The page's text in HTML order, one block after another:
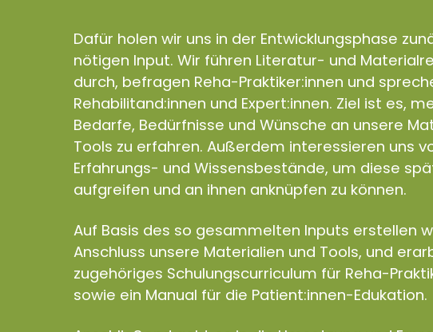
Dafür holen wir uns in der Entwicklungsphase
nötigen Input. Wir führen Literatur- und
durch, befragen Reha-Praktiker:innen und
Rehabilitand:innen und Expert:innen. Ziel ist es,
Bedarfe, Bedürfnisse und Wünsche an unsere
Tools zu erfahren. Außerdem interessieren uns
Erfahrungs- und Wissensbestände, um diese
aufgreifen und an ihnen anknüpfen zu können.
Auf Basis des so gesammelten Inputs erstellen
Anschluss unsere Materialien und Tools, und
zugehöriges Schulungscurriculum für Reha-
sowie ein Manual für die Patient:innen-Edukation.